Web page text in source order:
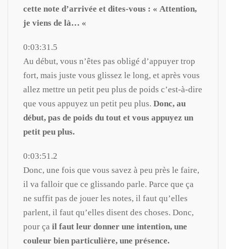
cette note d’arrivée et dites-vous : « Attention,
je viens de là… «
0:03:31.5
Au début, vous n’êtes pas obligé d’appuyer trop
fort, mais juste vous glissez le long, et après vous
allez mettre un petit peu plus de poids c’est-à-dire
que vous appuyez un petit peu plus. Donc, au
début, pas de poids du tout et vous appuyez un
petit peu plus.
0:03:51.2
Donc, une fois que vous savez à peu près le faire,
il va falloir que ce glissando parle. Parce que ça
ne suffit pas de jouer les notes, il faut qu’elles
parlent, il faut qu’elles disent des choses. Donc,
pour ça il faut leur donner une intention, une
couleur bien particulière, une présence.